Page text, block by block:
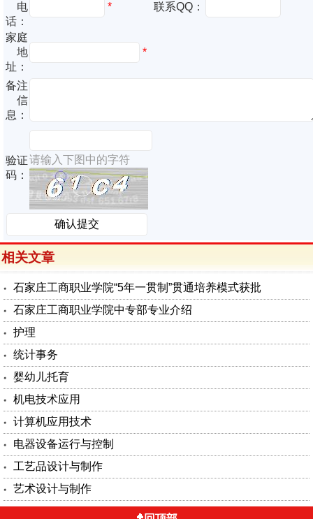
电
话：
* 联系QQ：
家庭
地
址：
*
备注
信
息：
验证
码：
请输入下图中的字符
相关文章
石家庄工商职业学院“5年一贯制”贯通培养模式获批
石家庄工商职业学院中专部专业介绍
护理
统计事务
婴幼儿托育
机电技术应用
计算机应用技术
电器设备运行与控制
工艺品设计与制作
艺术设计与制作